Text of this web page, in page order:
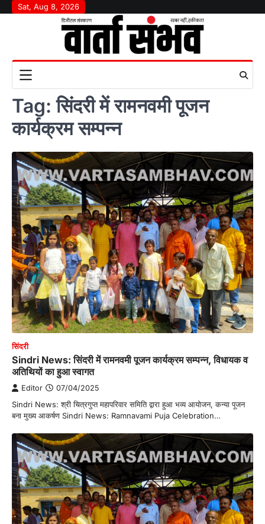
SkipSat, Aug 8, 2026
Tag:सिंदरी में रामनवमी पूजन
कार्यक्रम सम्पन्न
सिंदरी
Sindri News: सिंदरी में रामनवमी पूजन कार्यक्रम सम्पन्न, विधायक व
अतिथियों का हुआ स्वागत
Editor 07/04/2025
Sindri News: श्री चित्रगुप्त महापरिवार समिति द्वारा हुआ भव्य आयोजन, कन्या पूजन
बना मुख्य आकर्षण Sindri News: Ramnavami Puja Celebration…